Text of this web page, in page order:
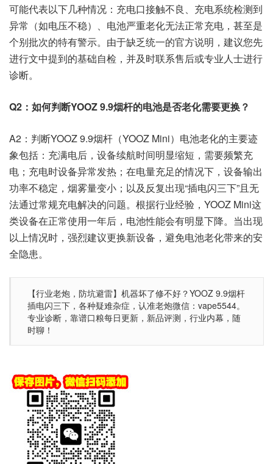
可能代表以下几种情况：充电口接触不良、充电系统检测到
异常（如电压不稳）、电池严重老化无法正常充电，甚至是
个别批次的特有警示。由于缺乏统一的官方说明，建议您先
进行文中提到的基础自检，并及时联系售后或专业人士进行
诊断。
Q2：如何判断YOOZ 9.9烟杆的电池是否老化需要更换？
A2：判断YOOZ 9.9烟杆（YOOZ Mini）电池老化的主要迹
象包括：充满电后，设备续航时间明显缩短，需要频繁充
电；充电时设备异常发热；在电量充足的情况下，设备输出
功率不稳定，烟雾量变小；以及反复出现“插电闪三下”且无
法通过常规充电解决的问题。根据行业经验，YOOZ Mini这
类设备在正常使用一年后，电池性能会有明显下降。当出现
以上情况时，强烈建议更换新设备，避免电池老化带来的安
全隐患。
【行业老炮，防坑避雷】机器坏了修不好？YOOZ 9.9烟杆
插电闪三下，各种疑难杂症，认准老炮微信：vape5544。
专业诊断，靠谱口粮每日更新，新品评测，行业内幕，随
时聊！